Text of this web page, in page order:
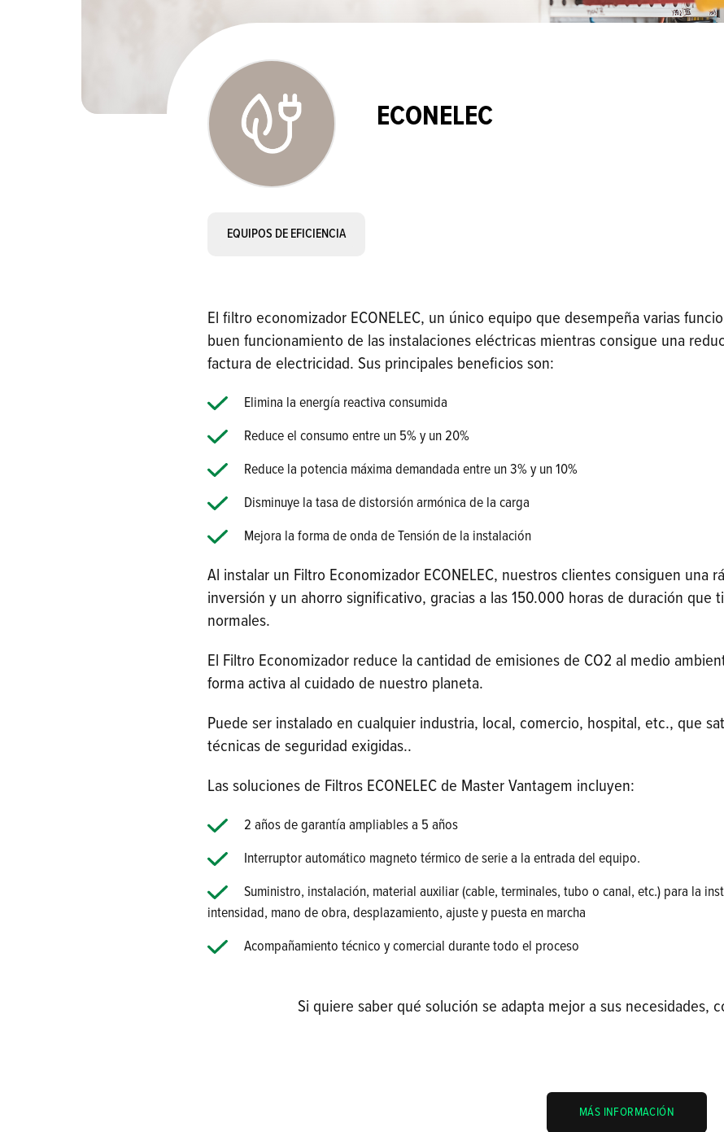
ECONELEC
EQUIPOS DE EFICIENCIA
El filtro economizador ECONELEC, un único equipo que desempeña varias
buen funcionamiento de las instalaciones eléctricas mientras consigue una
factura de electricidad. Sus principales beneficios son:
Elimina la energía reactiva consumida
Reduce el consumo entre un 5% y un 20%
Reduce la potencia máxima demandada entre un 3% y un 10%
Disminuye la tasa de distorsión armónica de la carga
Mejora la forma de onda de Tensión de la instalación
Al instalar un Filtro Economizador ECONELEC, nuestros clientes consiguen una
inversión y un ahorro significativo, gracias a las 150.000 horas de duración que
normales.
El Filtro Economizador reduce la cantidad de emisiones de CO2 al medio
forma activa al cuidado de nuestro planeta.
Puede ser instalado en cualquier industria, local, comercio, hospital, etc., que
técnicas de seguridad exigidas..
Las soluciones de Filtros ECONELEC de Master Vantagem incluyen:
2 años de garantía ampliables a 5 años
Interruptor automático magneto térmico de serie a la entrada del equipo.
Suministro, instalación, material auxiliar (cable, terminales, tubo o canal, etc.) para la
intensidad, mano de obra, desplazamiento, ajuste y puesta en marcha
Acompañamiento técnico y comercial durante todo el proceso
Si quiere saber qué solución se adapta mejor a sus necesidades,
MÁS INFORMACIÓN